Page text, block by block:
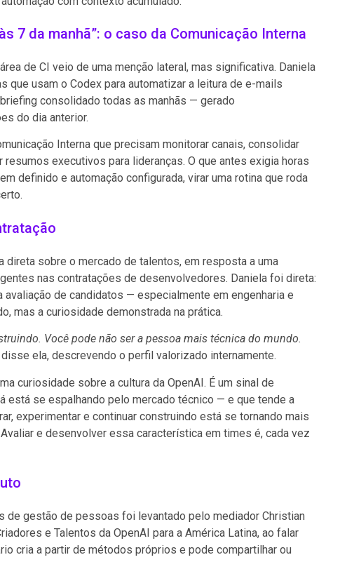
7 da manhã”: o caso da Comunicação Interna
de CI veio de uma menção lateral, mas significativa. Daniela
que usam o Codex para automatizar a leitura de e-mails
consolidado todas as manhãs — gerado
do dia anterior.
Interna que precisam monitorar canais, consolidar
executivos para lideranças. O que antes exigia horas
definido e automação configurada, virar uma rotina que roda
sobre o mercado de talentos, em resposta a uma
nas contratações de desenvolvedores. Daniela foi direta:
avaliação de candidatos — especialmente em engenharia e
mas a curiosidade demonstrada na prática.
Você pode não ser a pessoa mais técnica do mundo.
disse ela, descrevendo o perfil valorizado internamente.
curiosidade sobre a cultura da OpenAI. É um sinal de
está se espalhando pelo mercado técnico — e que tende a
experimentar e continuar construindo está se tornando mais
e desenvolver essa característica em times é, cada vez
de gestão de pessoas foi levantado pelo mediador Christian
e Talentos da OpenAI para a América Latina, ao falar
cria a partir de métodos próprios e pode compartilhar ou